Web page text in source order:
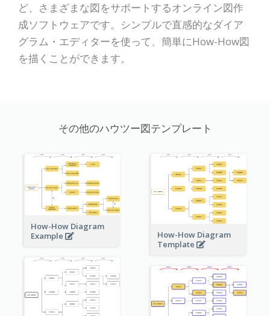
ど、さまざまな図をサポートするオンライン図作
成ソフトウェアです。シンプルで直感的なダイア
グラム・エディターを使って、簡単にHow-How図
を描くことができます。
その他のハウツー図テンプレート
How-How Diagram
Example
How-How Diagram
Template